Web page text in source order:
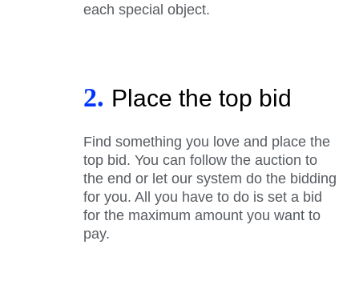
each special object.
2. Place the top bid
Find something you love and place the
top bid. You can follow the auction to
the end or let our system do the bidding
for you. All you have to do is set a bid
for the maximum amount you want to
pay.